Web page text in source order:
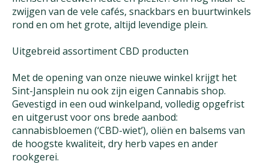
zwijgen van de vele cafés, snackbars en buurtwinkels
rond en om het grote, altijd levendige plein.
Uitgebreid assortiment CBD producten
Met de opening van onze nieuwe winkel krijgt het
Sint-Jansplein nu ook zijn eigen Cannabis shop.
Gevestigd in een oud winkelpand, volledig opgefrist
en uitgerust voor ons brede aanbod:
cannabisbloemen (‘CBD-wiet’), oliën en balsems van
de hoogste kwaliteit, dry herb vapes en ander
rookgerei.